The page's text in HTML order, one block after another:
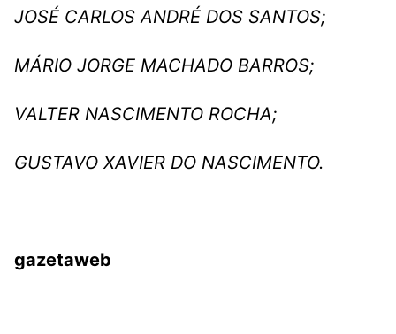
JOSÉ CARLOS ANDRÉ DOS SANTOS;
MÁRIO JORGE MACHADO BARROS;
VALTER NASCIMENTO ROCHA;
GUSTAVO XAVIER DO NASCIMENTO.
gazetaweb